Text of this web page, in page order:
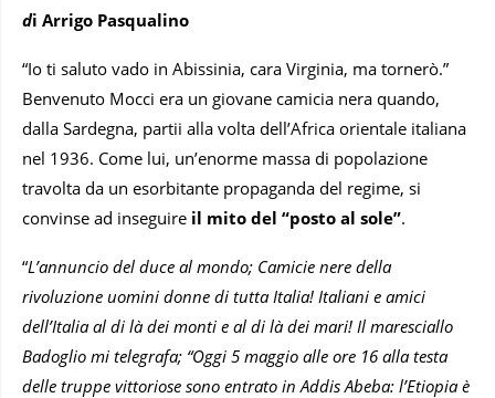
di Arrigo Pasqualino
“Io ti saluto vado in Abissinia, cara Virginia, ma tornerò.”
Benvenuto Mocci era un giovane camicia nera quando,
dalla Sardegna, partii alla volta dell’Africa orientale italiana
nel 1936. Come lui, un’enorme massa di popolazione
travolta da un esorbitante propaganda del regime, si
convinse ad inseguire il mito del “posto al sole”.
“L’annuncio del duce al mondo; Camicie nere della
rivoluzione uomini donne di tutta Italia! Italiani e amici
dell’Italia al di là dei monti e al di là dei mari! Il maresciallo
Badoglio mi telegrafa; “Oggi 5 maggio alle ore 16 alla testa
delle truppe vittoriose sono entrato in Addis Abeba: l’Etiopia è